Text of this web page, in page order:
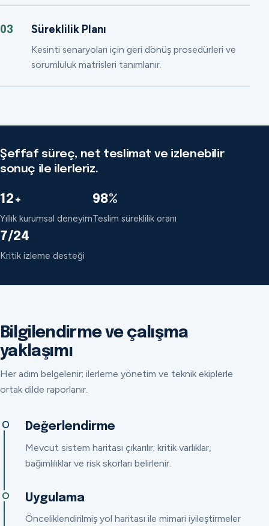
03 Süreklilik Planı
Kesinti senaryoları için geri dönüş prosedürleri ve
sorumluluk matrisleri tanımlanır.
Şeffaf süreç, net teslimat ve izlenebilir
sonuç ile ilerleriz.
12+
Yıllık kurumsal deneyim
98%
Teslim süreklilik oranı
7/24
Kritik izleme desteği
Bilgilendirme ve çalışma
yaklaşımı
Her adım belgelenir; ilerleme yönetim ve teknik ekiplerle
ortak dilde raporlanır.
Değerlendirme
Mevcut sistem haritası çıkarılır; kritik varlıklar,
bağımlılıklar ve risk skorları belirlenir.
Uygulama
Önceliklendirilmiş yol haritası ile mimari iyileştirmeler